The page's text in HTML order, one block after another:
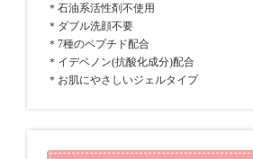
＊石油系活性剤不使用
＊ダブル洗顔不要
＊7種のペプチド配合
＊イデベノン(抗酸化成分)配合
＊お肌にやさしいジェルタイプ